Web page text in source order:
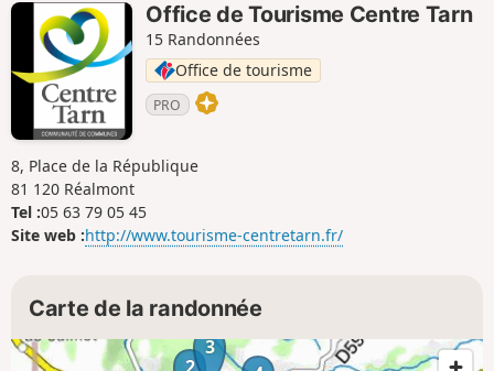
Office de Tourisme Centre Tarn
15 Randonnées
Office de tourisme
PRO
8, Place de la République
81 120 Réalmont
Tel :05 63 79 05 45
Site web :http://www.tourisme-centretarn.fr/
Carte de la randonnée
3